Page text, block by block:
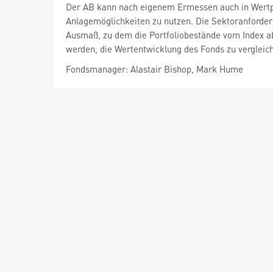
Der AB kann nach eigenem Ermessen auch in
Anlagemöglichkeiten zu nutzen. Die
Ausmaß, zu dem die Portfoliobestände vom Index
werden, die Wertentwicklung des Fonds zu
Fondsmanager: Alastair Bishop, Mark Hume